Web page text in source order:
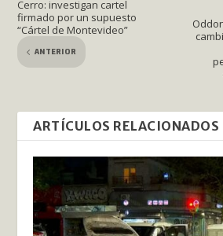
Cerro: investigan cartel
firmado por un supuesto
“Cártel de Montevideo”
ANTERIOR
ARTÍCULOS RELACIONADOS